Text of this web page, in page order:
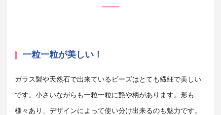
一粒一粒が美しい！
ガラス製や天然石で出来ているビーズはとても繊細で美しい
です。小さいながらも一粒一粒に艶や柄があります。形も
様々あり、デザインによって使い分け出来るのも魅力です。